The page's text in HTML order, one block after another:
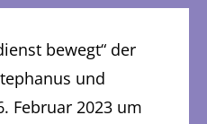
bewegt“ der
und
Februar 2023 um